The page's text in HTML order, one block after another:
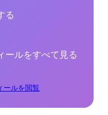
る
ールをすべて見る
ールを閲覧